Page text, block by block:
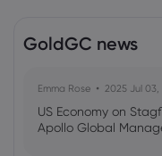
GoldGC news
Emma Rose 2025 Jul 03,
US Economy on
Apollo Global